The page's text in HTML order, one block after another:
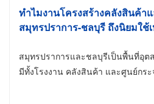
ทำไมงานโครงสร้างคลังสินค้า
สมุทรปราการ-ชลบุรี ถึงนิยมใช้
สมุทรปราการและชลบุรีเป็นพื้นที่อุต
มีทั้งโรงงาน คลังสินค้า และศูนย์กร